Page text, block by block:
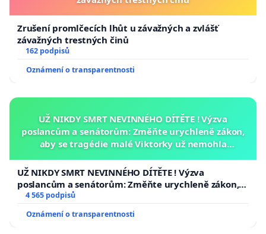
Zrušení promlčecích lhůt u závažných a zvlášť
závažných trestných činů
162 podpisů
Oznámení o transparentnosti
UŽ NIKDY SMRT NEVINNÉHO DÍTĚTE ! Výzva
poslancům a senátorům: Změňte urychleně zákon,
aby se tragédie malé Viktorky už nemohla
UŽ NIKDY SMRT NEVINNÉHO DÍTĚTE ! Výzva
poslancům a senátorům: Změňte urychleně zákon,
aby se tragédie malé Viktorky už nemohla opakovat!
4 565 podpisů
Oznámení o transparentnosti